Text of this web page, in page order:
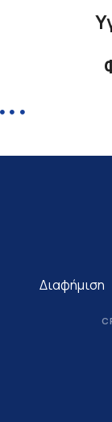
Διαφήμιση